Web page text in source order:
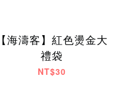
【海濤客】紅色燙金大
禮袋
NT$30